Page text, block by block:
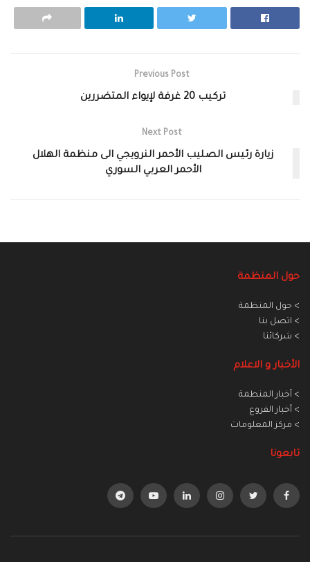
Previous Post
تركيب 20 غرفة لإيواء المتضررين
Next Post
زيارة رئيس الصليب الأحمر النرويجي الى منظمة الهلال
الأحمر العربي السوري
حول المنظمة
> حول المنظمة
> اتصل بنا
> شركائنا
الأخبار و الاعلام
> أخبار المنطمة
> أخبار الفروع
> مركز المعلومات
تابعونا